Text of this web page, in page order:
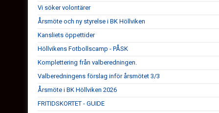
Vi söker volontärer
Årsmöte och ny styrelse i BK Höllviken
Kansliets öppettider
Höllvikens Fotbollscamp - PÅSK
Komplettering från valberedningen.
Valberedningens förslag inför årsmötet 3/3
Årsmöte i BK Höllviken 2026
FRITIDSKORTET - GUIDE